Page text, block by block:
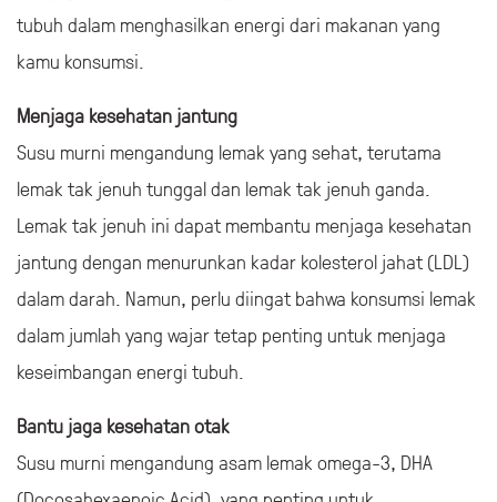
vitamin D, vitamin B12, dan riboflavin. Kalsium penting
untuk kesehatan tulang dan gigi yang kuat. Vitamin D
B12 berperan dalam pembentukan sel darah merah serta
menjaga sistem saraf yang sehat. Riboflavin membantu
tubuh dalam menghasilkan energi dari makanan yang
kamu konsumsi.
Menjaga kesehatan jantung
Susu murni mengandung lemak yang sehat, terutama
lemak tak jenuh tunggal dan lemak tak jenuh ganda.
jantung dengan menurunkan kadar kolesterol jahat (LDL)
dalam darah. Namun, perlu diingat bahwa konsumsi lemak